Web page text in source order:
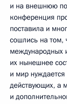
и на внешнюю
конференция
поставила и
сошлись на том,
международных
их нынешнее
и мир
действующих, а
и